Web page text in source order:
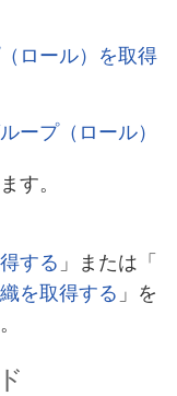
ロール）を取得
ープ（ロール）
す。
する 」または「
を取得する 」を